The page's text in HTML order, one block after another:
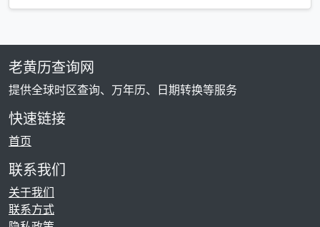
老黄历查询网
提供全球时区查询、万年历、日期转换等服务
快速链接
首页
联系我们
关于我们
联系方式